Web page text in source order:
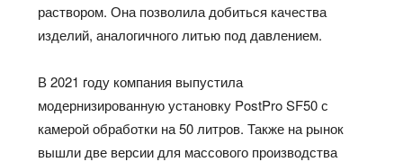
раствором. Она позволила добиться качества
изделий, аналогичного литью под давлением.
В 2021 году компания выпустила
модернизированную установку PostPro SF50 с
камерой обработки на 50 литров. Также на рынок
вышли две версии для массового производства